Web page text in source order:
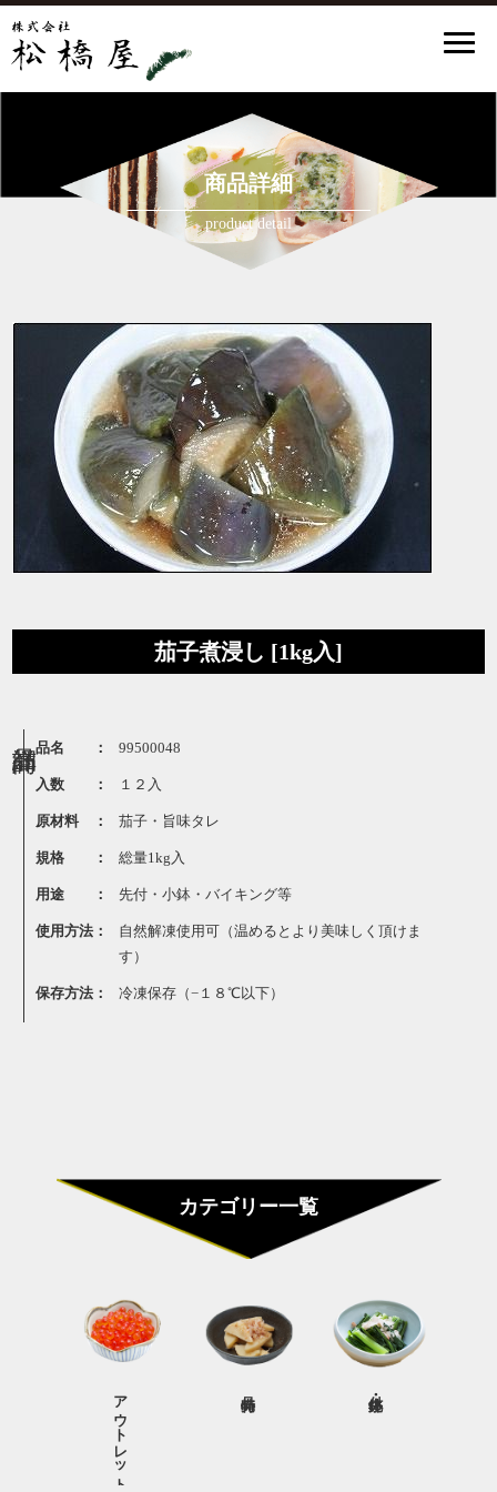
商品詳細
product detail
茄子煮浸し [1kg入]
品名 ： 99500048
入数 ： １２入
原材料 ： 茄子・旨味タレ
規格 ： 総量1kg入
用途 ： 先付・小鉢・バイキング等
使用方法：
自然解凍使用可（温めるとより美味しく頂けま
す）
保存方法： 冷凍保存（−１８℃以下）
カテゴリー一覧
アウトレット商品